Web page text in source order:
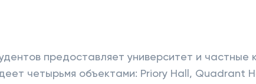
предоставляет университет и частные
четырьмя объектами: Priory Hall, Quadrant